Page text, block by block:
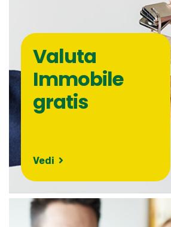
Valuta
Immobile
gratis
Vedi